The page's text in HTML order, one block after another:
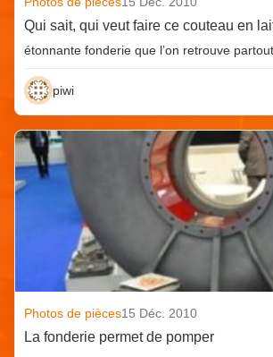
Qui sait, qui veut faire ce couteau en
étonnante fonderie que l’on retrouve
piwi
Photos de pièces15 Déc. 2010
La fonderie permet de pomper